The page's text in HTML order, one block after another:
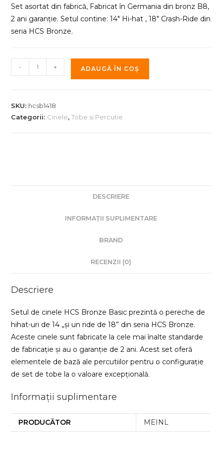
Set asortat din fabrică, Fabricat în Germania din bronz B8,
2 ani garanție. Setul contine: 14″ Hi-hat , 18″ Crash-Ride din
seria HCS Bronze.
Cantitate
Set
Meinl
- + ADAUGĂ ÎN COȘ
SKU: hcsb1418
Categorii: Cinele,Tobe si Percutie
DESCRIERE
INFORMAȚII SUPLIMENTARE
BRAND
RECENZII (0)
Descriere
Setul de cinele HCS Bronze Basic prezintă o pereche de
hihat-uri de 14 „și un ride de 18” din seria HCS Bronze.
Aceste cinele sunt fabricate la cele mai înalte standarde
de fabricație și au o garanție de 2 ani. Acest set oferă
elementele de bază ale percutiilor pentru o configurație
de set de tobe la o valoare excepțională.
Informații suplimentare
PRODUCĂTOR MEINL